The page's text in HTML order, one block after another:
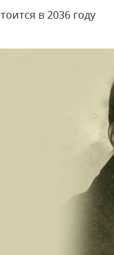
в 2036 году